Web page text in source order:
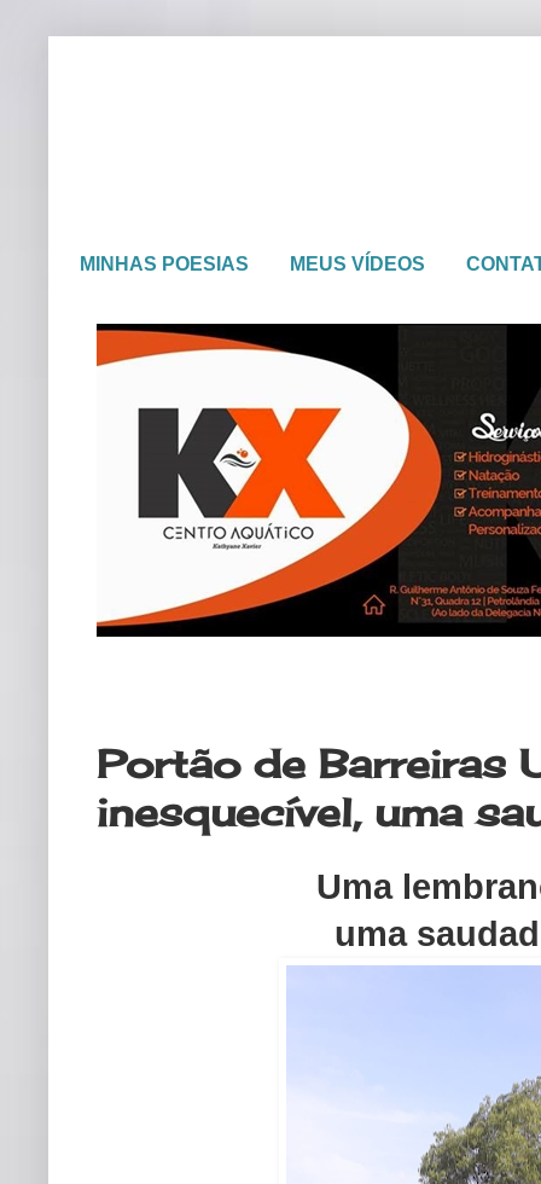
MINHAS POESIAS MEUS VÍDEOS
Portão de Barreiras
inesquecível, uma
Uma
uma